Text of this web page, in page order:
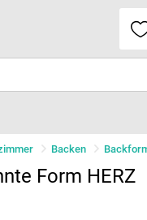
Backen
Form HERZ